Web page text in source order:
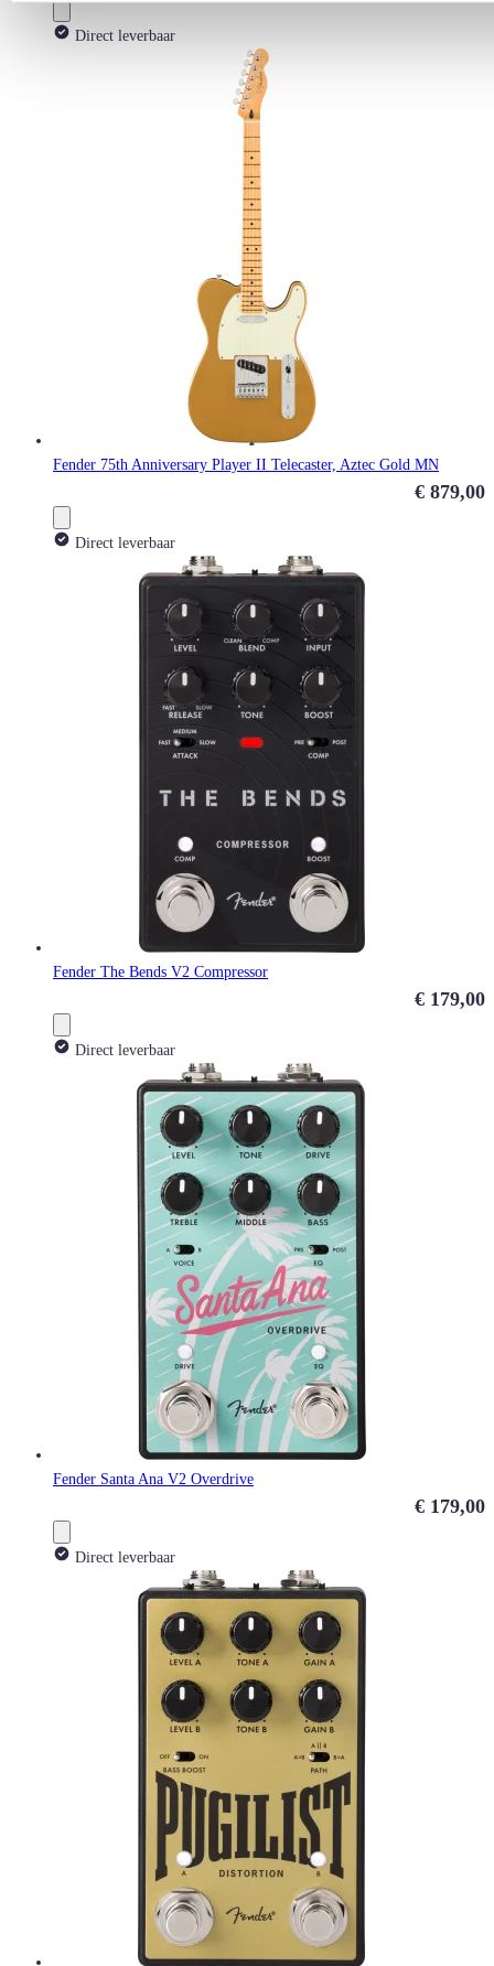
Direct leverbaar
Fender 75th Anniversary Player II Telecaster, Aztec Gold MN
€ 879,00
Direct leverbaar
Fender The Bends V2 Compressor
€ 179,00
Direct leverbaar
Fender Santa Ana V2 Overdrive
€ 179,00
Direct leverbaar